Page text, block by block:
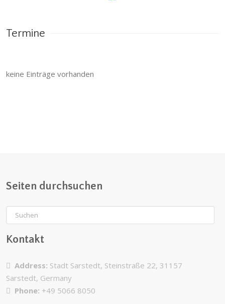
Termine
keine Einträge vorhanden
Seiten durchsuchen
Kontakt
Address: Stadt Sarstedt, Steinstraße 22, 31157
Sarstedt, Germany
Phone: +49 5066 8050